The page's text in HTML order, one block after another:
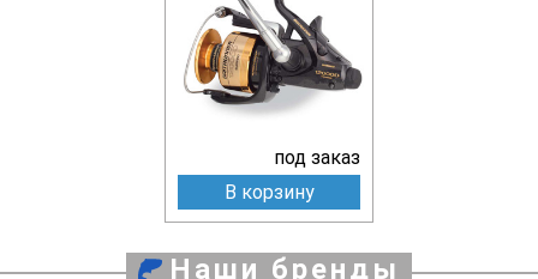
под заказ
В корзину
Наши бренды